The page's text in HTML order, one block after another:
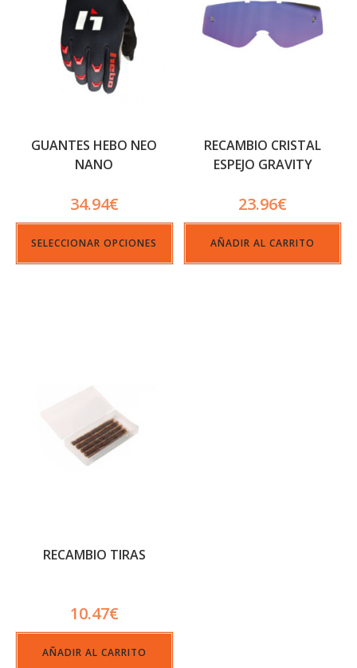
GUANTES HEBO NEO
NANO
34.94€
SELECCIONAR OPCIONES
RECAMBIO CRISTAL
ESPEJO GRAVITY
23.96€
AÑADIR AL CARRITO
RECAMBIO TIRAS
10.47€
AÑADIR AL CARRITO